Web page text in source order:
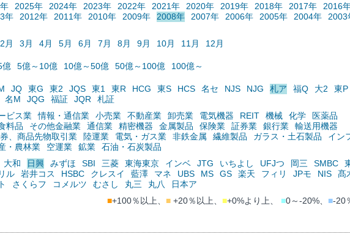
2025年 2024年 2023年 2022年 2021年 2020年 2019年 2018年 2017年
2016
年 2012年 2011年 2010年 2009年 2008年 2007年 2006年 2005年 2004年
2003
2月 3月 4月 5月 6月 7月 8月 9月 10月 11月 12月
億 5億～10億 10億～50億 50億～100億 100億～
JQ 東G 東2 JQS 東1 東R HCG 東S HCS 名セ NJS NJG 札ア 福Q 大2
東P
名M JQG 福証 JQR
札証
ビス業 情報・通信業 小売業 不動産業 卸売業 電気機器 REIT 機械 化学
医薬品
料品 その他金融業 通信業 精密機器 金属製品 保険業 証券業 銀行業
輸送用機器
、商品先物取引業 陸運業 電気・ガス業 非鉄金属 繊維製品 ガラス・土石製品
イン
・農林業 空運業 鉱業
石油・石炭製品
大和 日興 みずほ SBI 三菱 東海東京 インベ JTG いちよし UFJつ 岡三 SMBC
ル 岩井コス HSBC クレスイ 藍澤 マネ UBS MS GS 楽天 フィリ JPモ NIS
髙
さくらフ コメルツ むさし 丸三 丸八
日本ア
■+100％以上、 ■+20％以上、 ■+0%より上、 ■0～-20%、 ■-20